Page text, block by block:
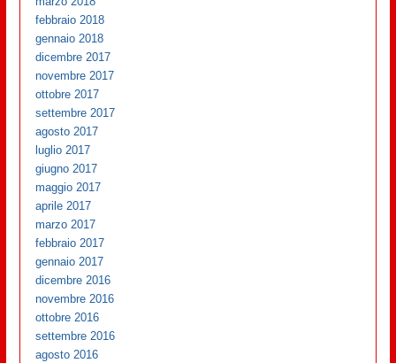
febbraio 2018
gennaio 2018
dicembre 2017
novembre 2017
ottobre 2017
settembre 2017
agosto 2017
luglio 2017
giugno 2017
maggio 2017
aprile 2017
marzo 2017
febbraio 2017
gennaio 2017
dicembre 2016
novembre 2016
ottobre 2016
settembre 2016
agosto 2016